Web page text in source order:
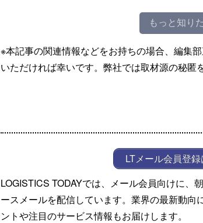
もっと知り
※本記事の関連情報などをお持ちの場合、編集
いただければ幸いです。弊社では取材源の秘匿
LTメール会員登
LOGISTICS TODAYでは、メール会員向けに、
ースメールを配信しています。業界の最新動向
ントや注目のサービス情報もお届けします。